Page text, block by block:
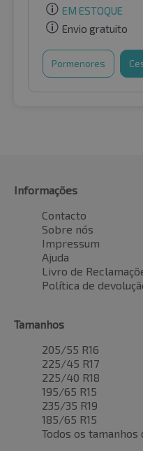
EM ESTOQUE
Envio gratuito
Pormenores
Informações
Contacto
Sobre nós
Impressum
Ajuda
Livro de
Política de
Tamanhos
205/55 R16
225/45 R17
225/40 R18
195/65 R15
235/35 R19
185/65 R15
Todos os tamanhos